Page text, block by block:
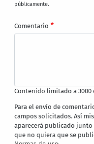
públicamente.
Comentario
Contenido limitado a
Para el envío de
campos solicitados. Así
aparecerá publicado junto
que no quiera que se